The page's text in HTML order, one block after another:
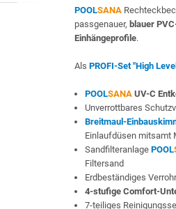
POOLSANA
passgenauer, blauer
Einhängeprofile.
AlsPROFI-Set "High
POOLSANA UV-C
Unverrottbares
Breitmaul-
Einlaufdüsen mitsamt
SandfilteranlagePOOL
Filtersand
Erdbeständiges
4-stufige Comfort-
7-teiliges